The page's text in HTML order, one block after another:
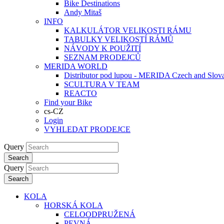
Bike Destinations
Andy Mitaš
INFO
KALKULÁTOR VELIKOSTI RÁMU
TABULKY VELIKOSTÍ RÁMŮ
NÁVODY K POUŽITÍ
SEZNAM PRODEJCŮ
MERIDA WORLD
Distributor pod lupou - MERIDA Czech and
SCULTURA V TEAM
REACTO
Find your Bike
cs-CZ
Login
VYHLEDAT PRODEJCE
Query
Search
Query
Search
KOLA
HORSKÁ KOLA
CELOODPRUŽENÁ